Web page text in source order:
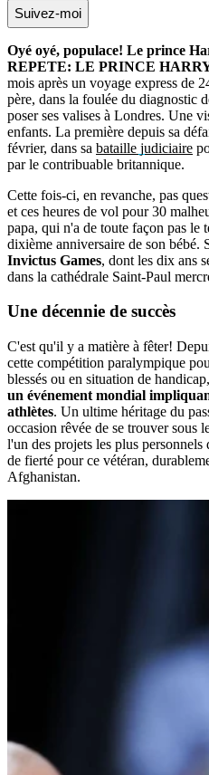
Suivez-moi
Oyé oyé, populace! Le prince
REPETE: LE PRINCE
mois après un voyage express de
père, dans la foulée du diagnostic
poser ses valises à Londres. Une
enfants. La première depuis sa
février, dans sa bataille judiciaire
par le contribuable britannique.
Cette fois-ci, en revanche, pas
et ces heures de vol pour 30
papa, qui n'a de toute façon pas le
dixième anniversaire de son bébé.
Invictus Games, dont les dix ans
dans la cathédrale Saint-Paul
Une décennie de succès
C'est qu'il y a matière à fêter!
cette compétition paralympique
blessés ou en situation de handicap,
un événement mondial
athlètes. Un ultime héritage du
occasion rêvée de se trouver sous
l'un des projets les plus
de fierté pour ce vétéran,
Afghanistan.